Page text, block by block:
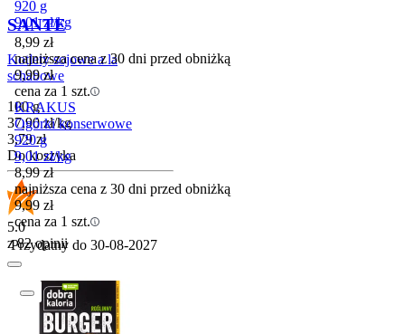
920 g
9,01 zł/kg
8,99 zł
najniższa cena z 30 dni przed obniżką
9,99 zł
cena za 1 szt.
KRAKUS
Ogórki konserwowe
920 g
9,01 zł/kg
8,99 zł
najniższa cena z 30 dni przed obniżką
9,99 zł
cena za 1 szt.
Przydatny do 30-08-2027
SANTE
Kotlety sojowe a la
schabowe
100 g
37,90 zł/kg
Cena
3,79 zł
Do koszyka
5.0
z 82 opinii